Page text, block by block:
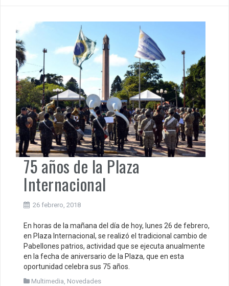
75 años de la Plaza
Internacional
26 febrero, 2018
En horas de la mañana del día de hoy, lunes 26 de febrero,
en Plaza Internacional, se realizó el tradicional cambio de
Pabellones patrios, actividad que se ejecuta anualmente
en la fecha de aniversario de la Plaza, que en esta
oportunidad celebra sus 75 años.
Multimedia, Novedades